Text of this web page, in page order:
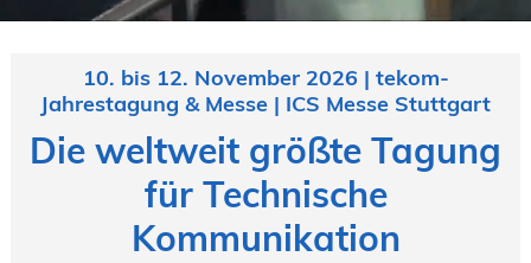
10. bis 12. November 2026 | tekom-
Jahrestagung & Messe | ICS Messe Stuttgart
Die weltweit größte Tagung
für Technische
Kommunikation